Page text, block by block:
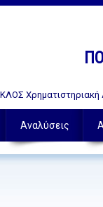
Χρηματιστηριακή
Αναλύσεις